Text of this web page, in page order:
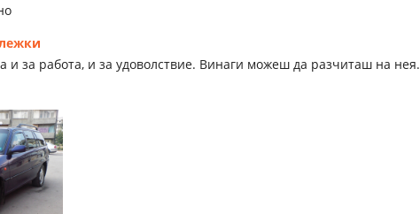
и за работа, и за удоволствие. Винаги можеш да разчиташ на нея.